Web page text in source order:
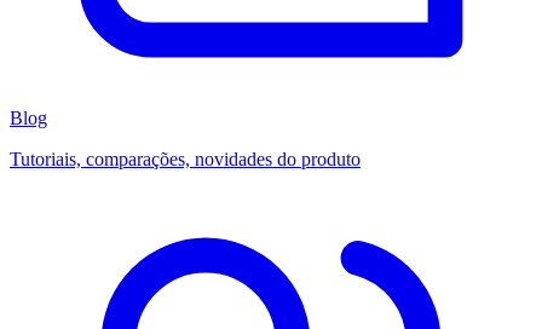
Blog
Tutoriais, comparações, novidades do produto